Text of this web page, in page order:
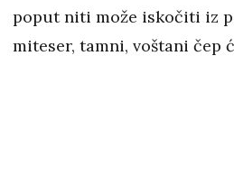
poput niti može iskočiti iz
miteser, tamni, voštani čep